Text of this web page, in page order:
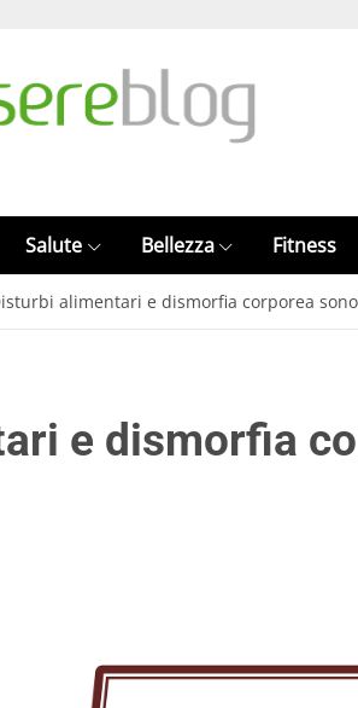
Salute Bellezza Fitness
alimentari e dismorfia corporea
e dismorfia